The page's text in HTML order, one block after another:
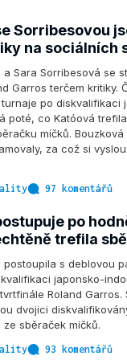
Sorribesovou
na sociálních
a Sara Sorribesová se
Garros terčem kritiky.
po diskvalifikaci
poté, co Katóová
míčků.
za což si
97 komentářů
po
trefila
postoupila s deblovou
japonsko-
Roland
dvojici
sběraček míčků.
93 komentářů